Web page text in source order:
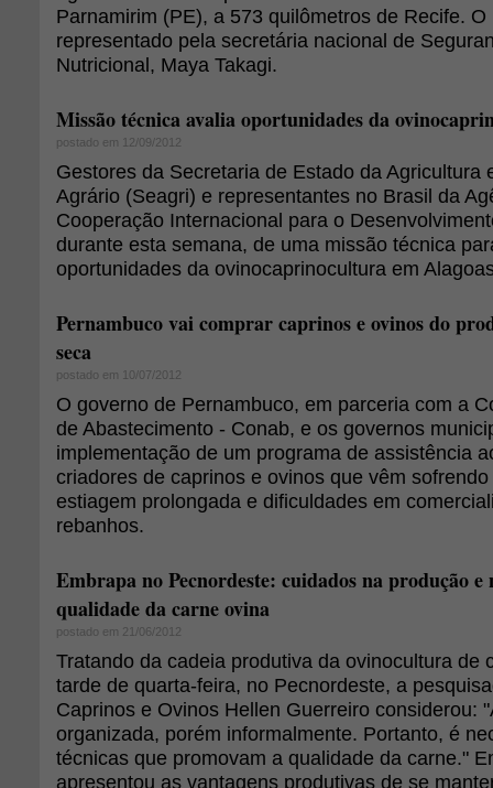
Parnamirim (PE), a 573 quilômetros de Recife. O
representado pela secretária nacional de
Nutricional, Maya Takagi.
Missão técnica avalia oportunidades da
postado em 12/09/2012
Gestores da Secretaria de Estado da Agricultura
Agrário (Seagri) e representantes no Brasil da
Cooperação Internacional para o
durante esta semana, de uma missão técnica
oportunidades da ovinocaprinocultura em
Pernambuco vai comprar caprinos e ovinos do
seca
postado em 10/07/2012
O governo de Pernambuco, em parceria com a
de Abastecimento - Conab, e os governos
implementação de um programa de assistência
criadores de caprinos e ovinos que vêm
estiagem prolongada e dificuldades em
rebanhos.
Embrapa no Pecnordeste: cuidados na produção e
qualidade da carne ovina
postado em 21/06/2012
Tratando da cadeia produtiva da ovinocultura de
tarde de quarta-feira, no Pecnordeste, a
Caprinos e Ovinos Hellen Guerreiro considerou:
organizada, porém informalmente. Portanto, é
técnicas que promovam a qualidade da carne."
apresentou as vantagens produtivas de se